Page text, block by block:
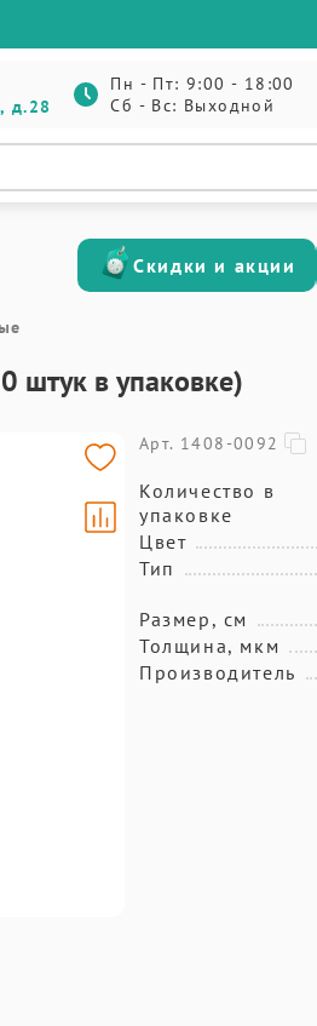
д.28
Пн - Пт: 9:00 - 18:00
Сб - Вс: Выходной
Скидки и акции
в упаковке)
Арт. 1408-0092
Количество в
упаковке
Цвет
Тип
Размер, см
Толщина, мкм
Производитель